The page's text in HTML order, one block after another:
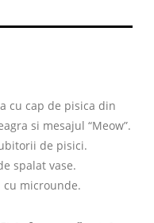
cu cap de pisica din
si mesajul “Meow”.
de pisici.
spalat vase.
microunde.